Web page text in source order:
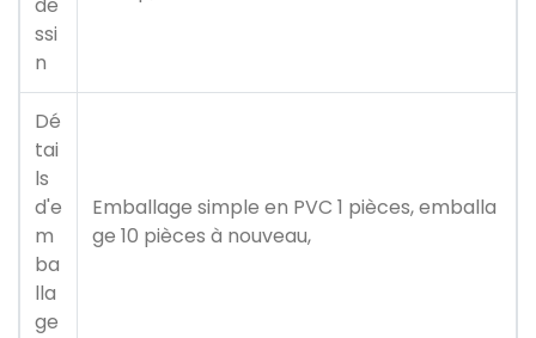
ssi
n
Dé
tai
ls
d'e
m
ba
lla
ge
Emballage simple en PVC 1 pièces, emballa
ge 10 pièces à nouveau,